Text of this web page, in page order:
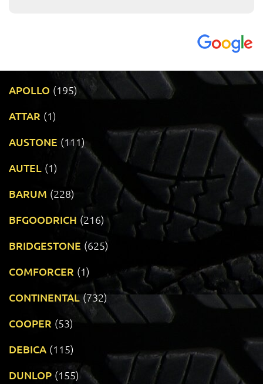
APOLLO (195)
ATTAR (1)
AUSTONE (111)
AUTEL (1)
BARUM (228)
BFGOODRICH (216)
BRIDGESTONE (625)
COMFORCER (1)
CONTINENTAL (732)
COOPER (53)
DEBICA (115)
DUNLOP (155)